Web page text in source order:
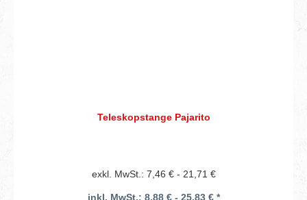
Teleskopstange Pajarito
exkl. MwSt.: 7,46 € - 21,71 €
inkl. MwSt.: 8,88 € - 25,83 € *